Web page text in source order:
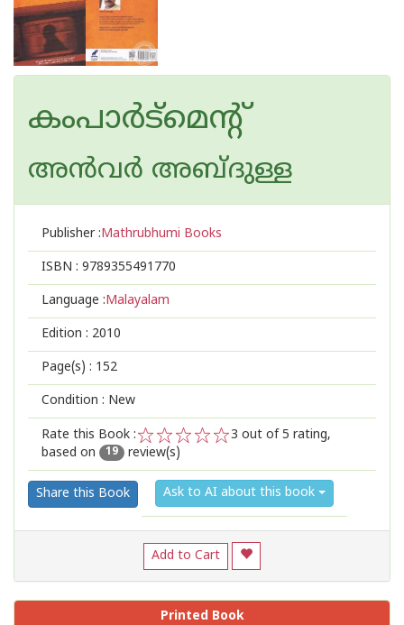
കംപാര്‍ട്‌മെന്റ്
അന്‍വര്‍ അബ്ദുള്ള
Publisher :Mathrubhumi Books
ISBN : 9789355491770
Language :Malayalam
Edition : 2010
Page(s) : 152
Condition : New
Rate this Book :
3
2
1
3 out of 5 rating,
based on
19 review(s)
Share this Book Ask to AI about this book
Add to Cart
Printed Book